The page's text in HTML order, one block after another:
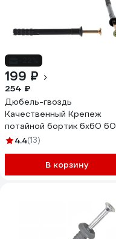
199 ₽
254 ₽
Дюбель-гвоздь
Качественный Крепеж
потайной бортик 6х60 60
шт 0300617 КЧ
4.4(13)
В корзину